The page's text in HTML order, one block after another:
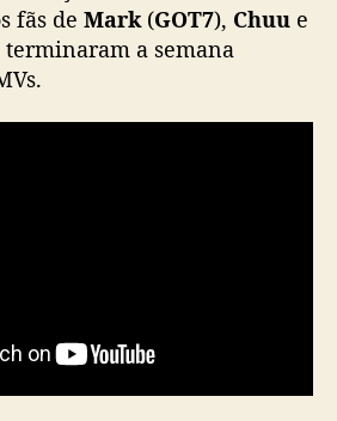
e
D
N
fãs de Mark (GOT7), Chuu e
terminaram a semana